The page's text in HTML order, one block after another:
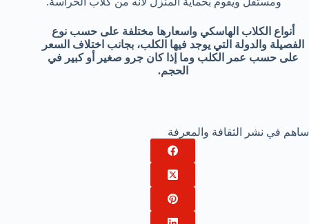
أنواع الكلاب الهاسكي واسعارها مختلفة على حسب نوع
الفصيلة والدولة التي يوجد فيها الكلب، بجانب اختلاف السعر
على حسب عمر الكلب وما إذا كان جرو صغير أو كبير في
الحجم.
ساهم في نشر الثقافة والمعرفة